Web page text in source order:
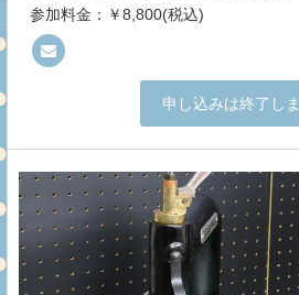
参加料金：￥8,800(税込)
申し込みは終了し